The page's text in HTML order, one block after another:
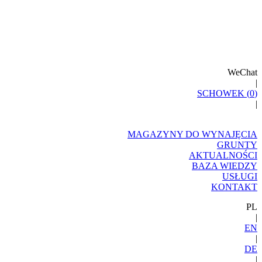
WeChat
|
SCHOWEK (0)
|
MAGAZYNY DO WYNAJĘCIA
GRUNTY
AKTUALNOŚCI
BAZA WIEDZY
USŁUGI
KONTAKT
PL
|
EN
|
DE
|